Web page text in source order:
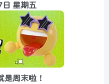
星期五
是周末啦！